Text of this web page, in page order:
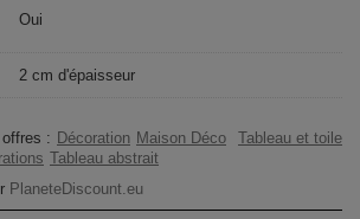
Oui
2 cm d'épaisseur
: Décoration Maison Déco
Tableau et toile
Tableau abstrait
PlaneteDiscount.eu